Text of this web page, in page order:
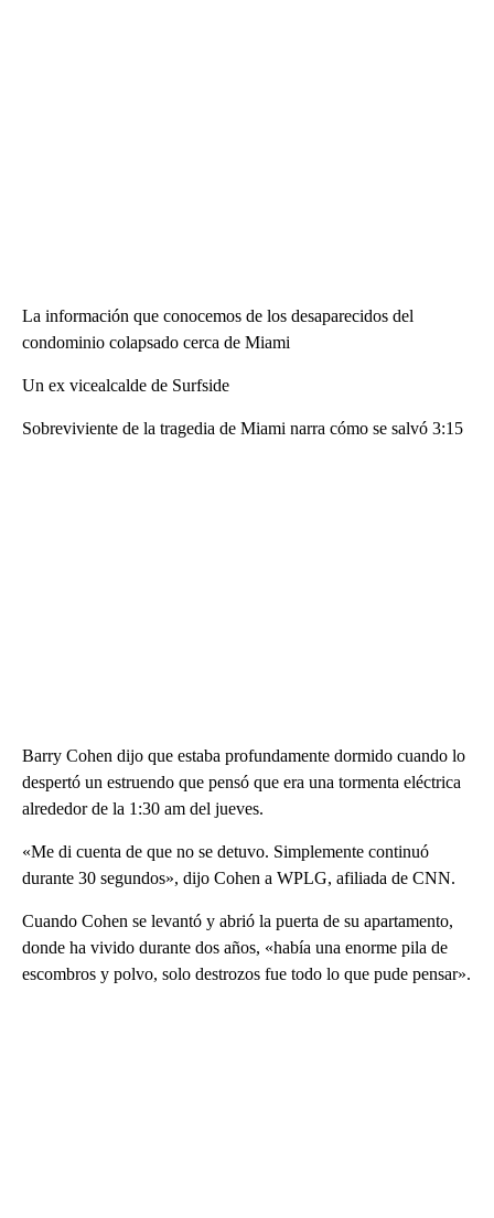
La información que conocemos de los desaparecidos del
condominio colapsado cerca de Miami
Un ex vicealcalde de Surfside
Sobreviviente de la tragedia de Miami narra cómo se salvó 3:15
Barry Cohen dijo que estaba profundamente dormido cuando lo
despertó un estruendo que pensó que era una tormenta eléctrica
alrededor de la 1:30 am del jueves.
«Me di cuenta de que no se detuvo. Simplemente continuó
durante 30 segundos», dijo Cohen a WPLG, afiliada de CNN.
Cuando Cohen se levantó y abrió la puerta de su apartamento,
donde ha vivido durante dos años, «había una enorme pila de
escombros y polvo, solo destrozos fue todo lo que pude pensar».